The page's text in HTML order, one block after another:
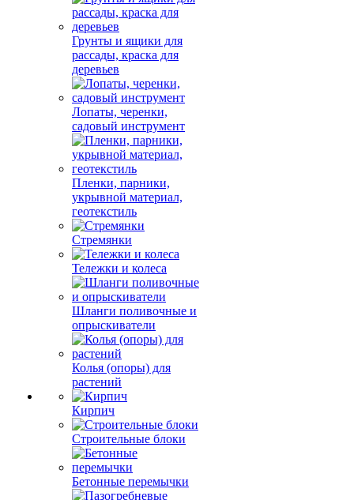
Грунты и ящики для
рассады, краска для
деревьев
Лопаты, черенки,
садовый инструмент
Пленки, парники,
укрывной материал,
геотекстиль
Стремянки
Тележки и колеса
Шланги поливочные и
опрыскиватели
Колья (опоры) для
растений
Кирпич
Строительные блоки
Бетонные перемычки